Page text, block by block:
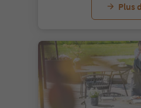
Plus